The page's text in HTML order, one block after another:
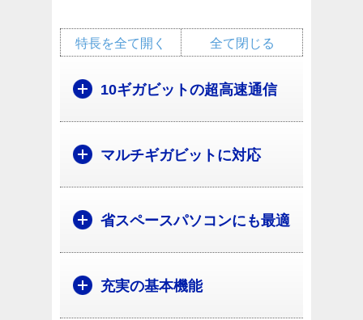
全て閉じる
特長を全て開く
10ギガビットの超高速通信
マルチギガビットに対応
省スペースパソコンにも最適
充実の基本機能